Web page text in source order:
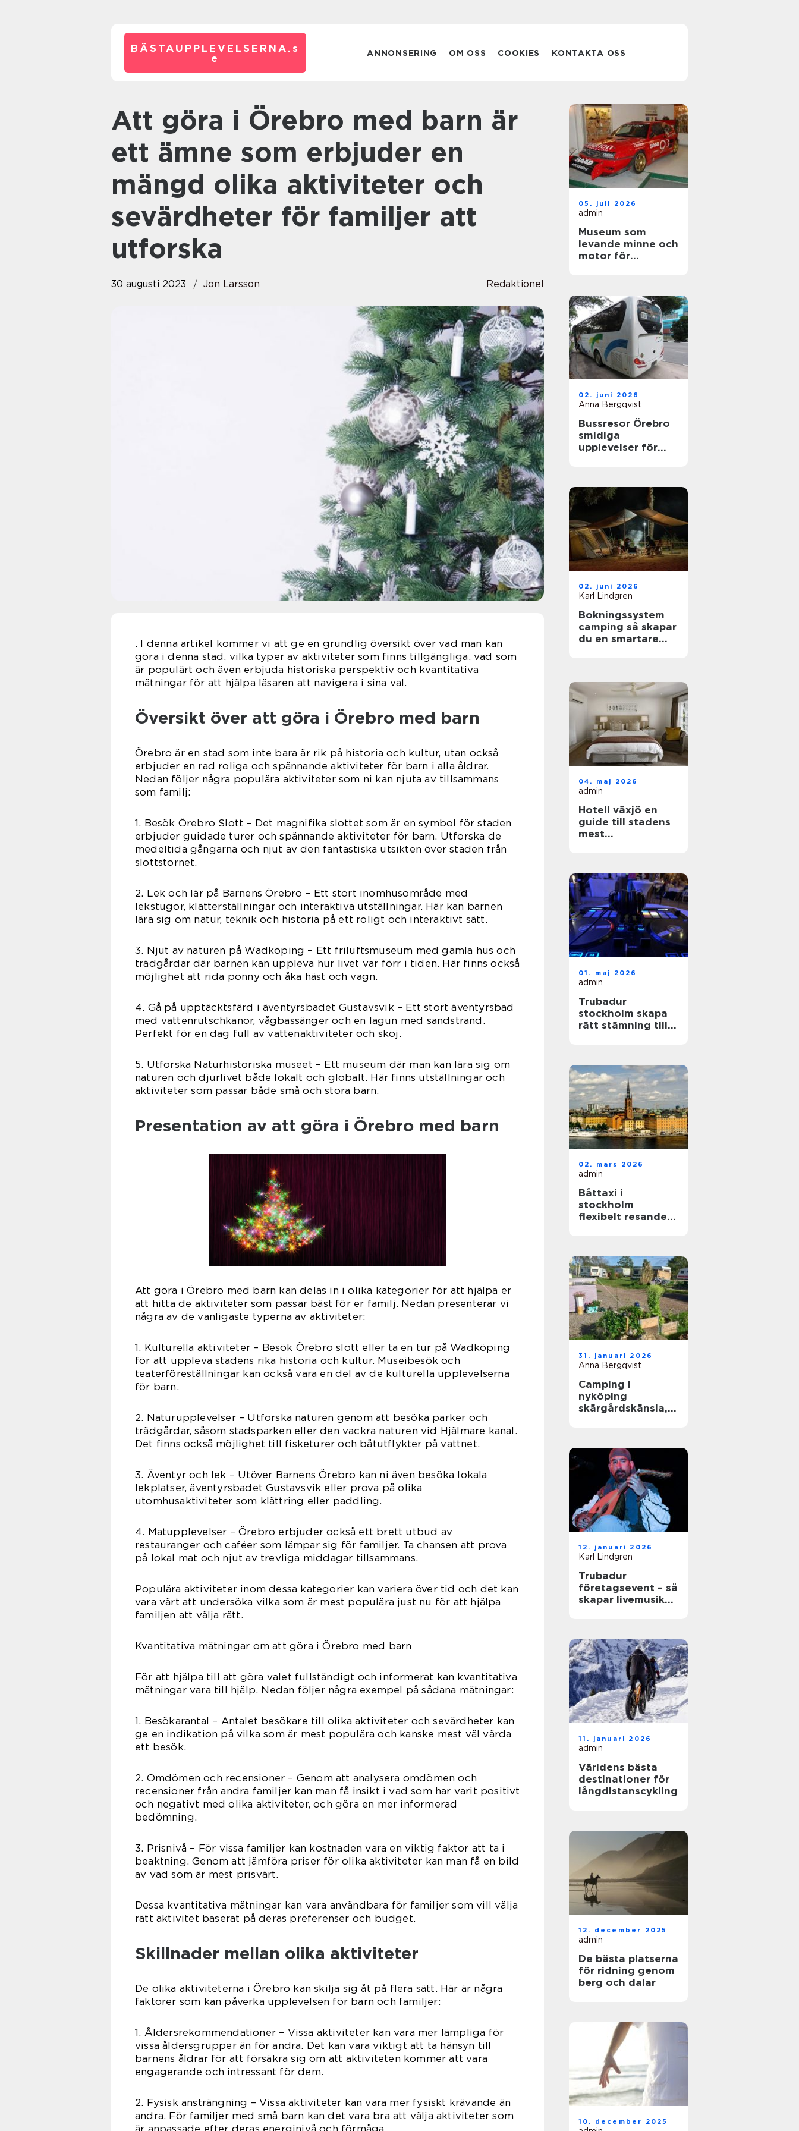
BÄSTAUPPLEVELSERNA. s
e
ANNONSERING OM OSS COOKIES KONTAKTA OSS
Att göra i Örebro med barn är
ett ämne som erbjuder en
mängd olika aktiviteter och
sevärdheter för familjer att
utforska
30 augusti 2023 Jon Larsson Redaktionel
. I denna artikel kommer vi att ge en grundlig översikt över vad man kan
göra i denna stad, vilka typer av aktiviteter som finns tillgängliga, vad som
är populärt och även erbjuda historiska perspektiv och kvantitativa
mätningar för att hjälpa läsaren att navigera i sina val.
Översikt över att göra i Örebro med barn
Örebro är en stad som inte bara är rik på historia och kultur, utan också
erbjuder en rad roliga och spännande aktiviteter för barn i alla åldrar.
Nedan följer några populära aktiviteter som ni kan njuta av tillsammans
som familj:
1. Besök Örebro Slott – Det magnifika slottet som är en symbol för staden
erbjuder guidade turer och spännande aktiviteter för barn. Utforska de
medeltida gångarna och njut av den fantastiska utsikten över staden från
slottstornet.
2. Lek och lär på Barnens Örebro – Ett stort inomhusområde med
lekstugor, klätterställningar och interaktiva utställningar. Här kan barnen
lära sig om natur, teknik och historia på ett roligt och interaktivt sätt.
3. Njut av naturen på Wadköping – Ett friluftsmuseum med gamla hus och
trädgårdar där barnen kan uppleva hur livet var förr i tiden. Här finns också
möjlighet att rida ponny och åka häst och vagn.
4. Gå på upptäcktsfärd i äventyrsbadet Gustavsvik – Ett stort äventyrsbad
med vattenrutschkanor, vågbassänger och en lagun med sandstrand.
Perfekt för en dag full av vattenaktiviteter och skoj.
5. Utforska Naturhistoriska museet – Ett museum där man kan lära sig om
naturen och djurlivet både lokalt och globalt. Här finns utställningar och
aktiviteter som passar både små och stora barn.
Presentation av att göra i Örebro med barn
Att göra i Örebro med barn kan delas in i olika kategorier för att hjälpa er
att hitta de aktiviteter som passar bäst för er familj. Nedan presenterar vi
några av de vanligaste typerna av aktiviteter:
1. Kulturella aktiviteter – Besök Örebro slott eller ta en tur på Wadköping
för att uppleva stadens rika historia och kultur. Museibesök och
teaterföreställningar kan också vara en del av de kulturella upplevelserna
för barn.
2. Naturupplevelser – Utforska naturen genom att besöka parker och
trädgårdar, såsom stadsparken eller den vackra naturen vid Hjälmare kanal.
Det finns också möjlighet till fisketurer och båtutflykter på vattnet.
3. Äventyr och lek – Utöver Barnens Örebro kan ni även besöka lokala
lekplatser, äventyrsbadet Gustavsvik eller prova på olika
utomhusaktiviteter som klättring eller paddling.
4. Matupplevelser – Örebro erbjuder också ett brett utbud av
restauranger och caféer som lämpar sig för familjer. Ta chansen att prova
på lokal mat och njut av trevliga middagar tillsammans.
Populära aktiviteter inom dessa kategorier kan variera över tid och det kan
vara värt att undersöka vilka som är mest populära just nu för att hjälpa
familjen att välja rätt.
Kvantitativa mätningar om att göra i Örebro med barn
För att hjälpa till att göra valet fullständigt och informerat kan kvantitativa
mätningar vara till hjälp. Nedan följer några exempel på sådana mätningar:
1. Besökarantal – Antalet besökare till olika aktiviteter och sevärdheter kan
ge en indikation på vilka som är mest populära och kanske mest väl värda
ett besök.
2. Omdömen och recensioner – Genom att analysera omdömen och
recensioner från andra familjer kan man få insikt i vad som har varit positivt
och negativt med olika aktiviteter, och göra en mer informerad
bedömning.
3. Prisnivå – För vissa familjer kan kostnaden vara en viktig faktor att ta i
beaktning. Genom att jämföra priser för olika aktiviteter kan man få en bild
av vad som är mest prisvärt.
Dessa kvantitativa mätningar kan vara användbara för familjer som vill välja
rätt aktivitet baserat på deras preferenser och budget.
Skillnader mellan olika aktiviteter
De olika aktiviteterna i Örebro kan skilja sig åt på flera sätt. Här är några
faktorer som kan påverka upplevelsen för barn och familjer:
1. Åldersrekommendationer – Vissa aktiviteter kan vara mer lämpliga för
vissa åldersgrupper än för andra. Det kan vara viktigt att ta hänsyn till
barnens åldrar för att försäkra sig om att aktiviteten kommer att vara
engagerande och intressant för dem.
2. Fysisk ansträngning – Vissa aktiviteter kan vara mer fysiskt krävande än
andra. För familjer med små barn kan det vara bra att välja aktiviteter som
05. juli 2026
admin
Museum som
levande minne och
motor för
02. juni 2026
Anna Bergqvist
Bussresor Örebro
smidiga
upplevelser för
02. juni 2026
Karl Lindgren
Bokningssystem
camping så skapar
du en smartare
04. maj 2026
admin
Hotell växjö en
guide till stadens
mest
01. maj 2026
admin
Trubadur
stockholm skapa
rätt stämning till
02. mars 2026
admin
Båttaxi i
stockholm
flexibelt resande i
31. januari 2026
Anna Bergqvist
Camping i
nyköping
skärgårdskänsla,
12. januari 2026
Karl Lindgren
Trubadur
företagsevent – så
skapar livemusik
11. januari 2026
admin
Världens bästa
destinationer för
långdistanscykling
12. december 2025
admin
De bästa platserna
för ridning genom
berg och dalar
10. december 2025